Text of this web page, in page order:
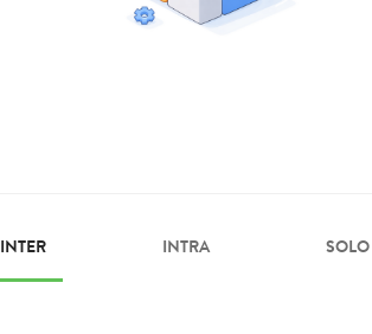
INTER INTRA SOLO